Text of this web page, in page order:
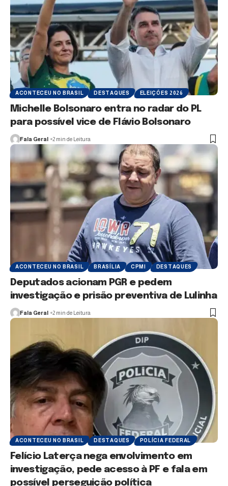
ACONTECEU NO BRASIL DESTAQUES ELEIÇÕES 2026
Michelle Bolsonaro entra no radar do PL
para possível vice de Flávio Bolsonaro
Fala Geral 2 min de Leitura
ACONTECEU NO BRASIL BRASÍLIA CPMI DESTAQUES
Deputados acionam PGR e pedem
investigação e prisão preventiva de Lulinha
Fala Geral 2 min de Leitura
ACONTECEU NO BRASIL DESTAQUES POLÍCIA FEDERAL
Felício Laterça nega envolvimento em
investigação, pede acesso à PF e fala em
possível perseguição política